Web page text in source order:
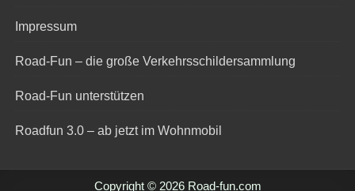
Impressum
Road-Fun – die große Verkehrsschildersammlung
Road-Fun unterstützen
Roadfun 3.0 – ab jetzt im Wohnmobil
Copyright © 2026 Road-fun.com